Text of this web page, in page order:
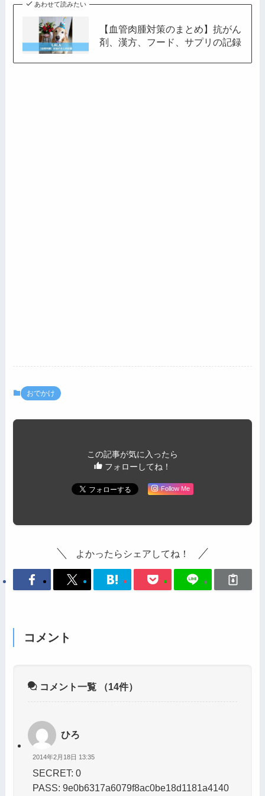
あわせて読みたい
【血管肉腫対策のまとめ】抗がん
剤、漢方、フード、サプリの記録
おでかけ
この記事が気に入ったら
フォローしてね！
Follow Me
よかったらシェアしてね！
コメント
コメント一覧 （14件）
ひろ
2014年2月18日 13:35
SECRET: 0
PASS: 9e0b6317a6079f8ac0be18d1181a4140